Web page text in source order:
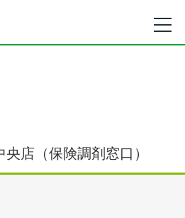
店（保険調剤窓口）